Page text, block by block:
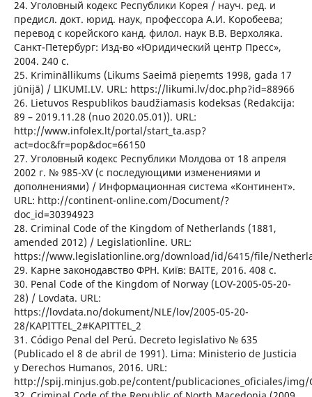
24. Уголовный кодекс Республики Корея / науч. ред. и
предисл. докт. юрид. наук, профессора А.И. Коробеева;
перевод с корейского канд. филол. наук В.В. Верхоляка.
Санкт-Петербург: Изд-во «Юридический центр Пресс»,
2004. 240 с.
25. Krimināllikums (Likums Saeimā pieņemts 1998, gada 17
jūnijā) / LIKUMI.LV. URL: https://likumi.lv/doc.php?id=88966
26. Lietuvos Respublikos baudžiamasis kodeksas (Redakcija:
89 – 2019.11.28 (nuo 2020.05.01)). URL:
http://www.infolex.lt/portal/start_ta.asp?
act=doc&fr=pop&doc=66150
27. Уголовный кодекс Республики Молдова от 18 апреля
2002 г. № 985-XV (с последующими изменениями и
дополнениями) / Информационная система «Континент».
URL: http://continent-online.com/Document/?
doc_id=30394923
28. Criminal Code of the Kingdom of Netherlands (1881,
amended 2012) / Legislationline. URL:
https://www.legislationline.org/download/id/6415/file/
29. Карне законодавство ФРН. Київ: ВАІТЕ, 2016. 408 с.
30. Penal Code of the Kingdom of Norway (LOV-2005-05-20-
28) / Lovdata. URL:
https://lovdata.no/dokument/NLE/lov/2005-05-20-
28/KAPITTEL_2#KAPITTEL_2
31. Cόdigo Penal del Perú. Decreto legislativo № 635
(Publicado el 8 de abril de 1991). Lima: Ministerio de Justicia
y Derechos Humanos, 2016. URL:
http://spij.minjus.gob.pe/content/publicaciones_oficiales/img/